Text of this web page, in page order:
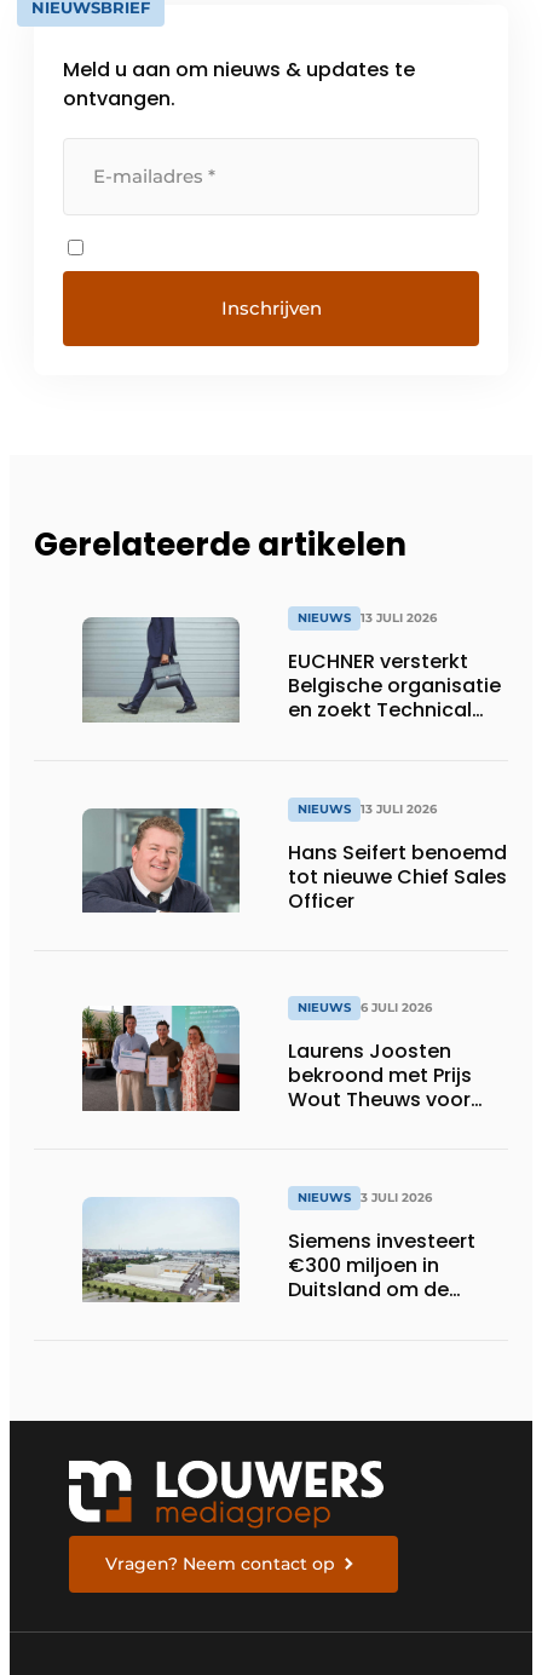
NIEUWSBRIEF
Meld u aan om nieuws & updates te
ontvangen.
Gerelateerde artikelen
NIEUWS 13 JULI 2026
EUCHNER versterkt
Belgische organisatie
en zoekt Technical
NIEUWS 13 JULI 2026
Hans Seifert benoemd
tot nieuwe Chief Sales
Officer
NIEUWS 6 JULI 2026
Laurens Joosten
bekroond met Prijs
Wout Theuws voor
NIEUWS 3 JULI 2026
Siemens investeert
€300 miljoen in
Duitsland om de
Vragen? Neem contact op